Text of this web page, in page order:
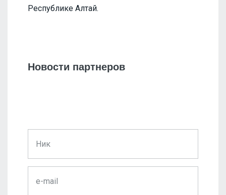
Республике Алтай.
Новости партнеров